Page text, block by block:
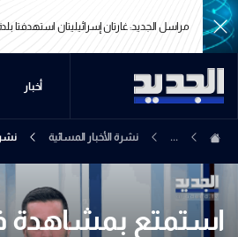
مراسل الجديد: غارتان إسرائيليتان استهدفتا
مراسل الجديد: غارتان إسرائيليتان استهدفتا
أخبار
... نشرة الأخبار المسائية نشرة 10-
استمتع بمشاهدة